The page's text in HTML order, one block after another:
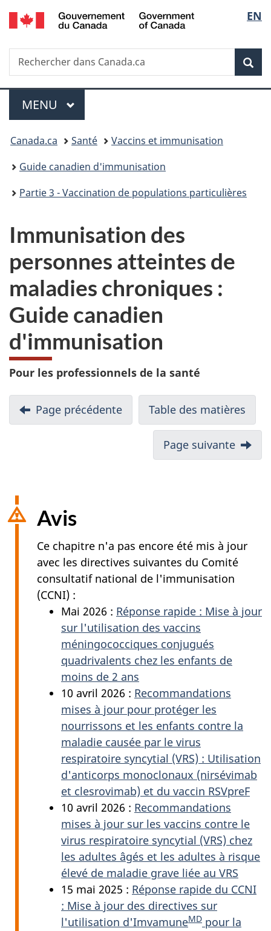
Passer
au
principal
Passer
à
Au
du
Passer
à
version
simplifiée
de
la
EN
Recherche
Rechercher
dans
Menu
MENU PRINCIPAL
Vous
êtes
ici :
Canada.ca Santé
Vaccins et immunisation
Guide canadien d'immunisation
Partie 3 - Vaccination de populations particulières
Immunisation des
personnes atteintes de
maladies chroniques :
Guide canadien
d'immunisation
Pour les professionnels de la santé
Page précédente Table des matières
Page suivante
Avis
Ce chapitre n'a pas encore été mis à jour
avec les directives suivantes du Comité
consultatif national de l'immunisation
(CCNI) :
Mai 2026 : Réponse rapide : Mise à jour
sur l'utilisation des vaccins
méningococciques conjugués
quadrivalents chez les enfants de
moins de 2 ans
10 avril 2026 : Recommandations
mises à jour pour protéger les
nourrissons et les enfants contre la
maladie causée par le virus
respiratoire syncytial (VRS) : Utilisation
d'anticorps monoclonaux (nirsévimab
et clesrovimab) et du vaccin RSVpreF
10 avril 2026 : Recommandations
mises à jour sur les vaccins contre le
virus respiratoire syncytial (VRS) chez
les adultes âgés et les adultes à risque
élevé de maladie grave liée au VRS
15 mai 2025 : Réponse rapide du CCNI
: Mise à jour des directives sur
l'utilisation d'ImvamuneMD pour la